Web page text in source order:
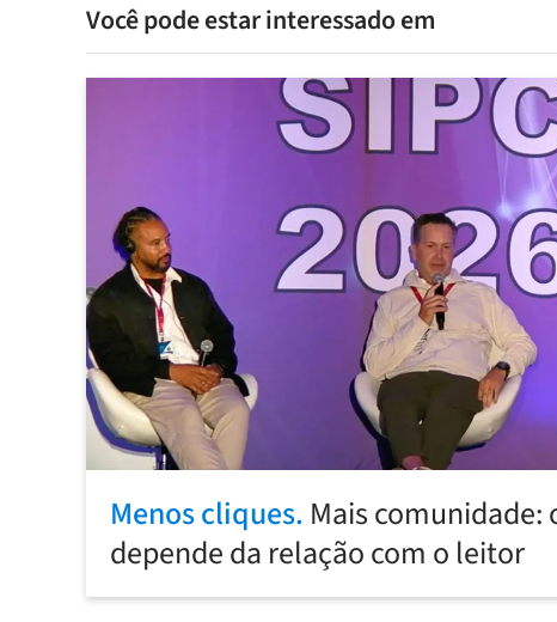
Você pode estar interessado em
Menos cliques. Mais comunidade:
depende da relação com o leitor